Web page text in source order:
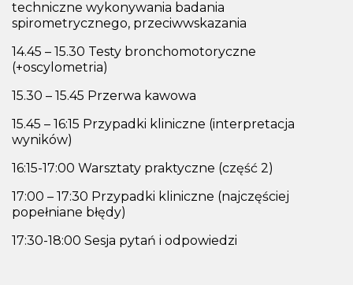
techniczne wykonywania badania
spirometrycznego, przeciwwskazania
14.45 – 15.30 Testy bronchomotoryczne
(+oscylometria)
15.30 – 15.45 Przerwa kawowa
15.45 – 16:15 Przypadki kliniczne (interpretacja
wyników)
16:15-17:00 Warsztaty praktyczne (część 2)
17:00 – 17:30 Przypadki kliniczne (najczęściej
popełniane błędy)
17:30-18:00 Sesja pytań i odpowiedzi